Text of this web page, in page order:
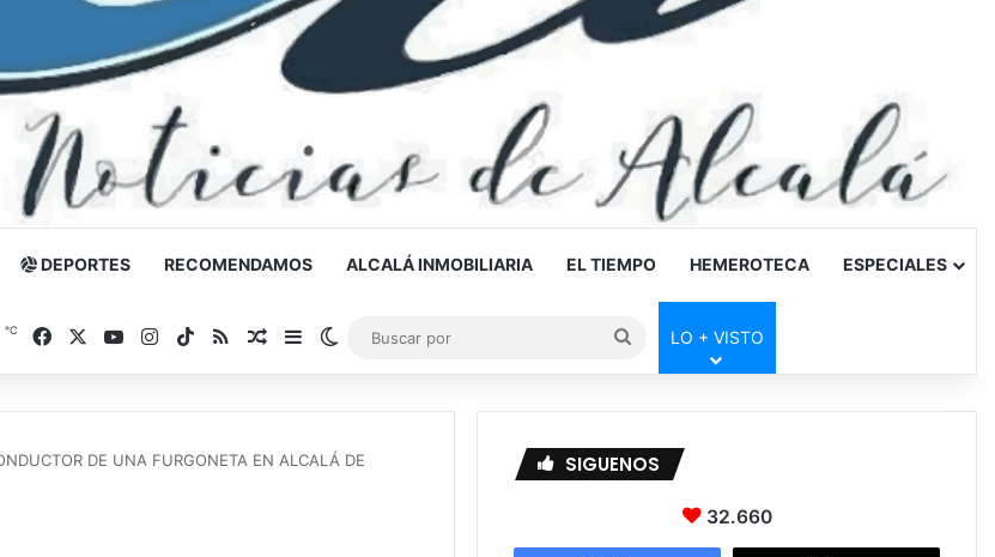
DEPORTES RECOMENDAMOS ALCALÁ INMOBILIARIA EL TIEMPO HEMEROTECA ESPECIALES
℃ FacebookYouTubeInstagram
TikTokRSSNoticia al azar
Barra lateral
Switch skin
Buscar
por
LO + VISTO
DE UNA FURGONETA EN ALCALÁ DE
SIGUENOS
32.660